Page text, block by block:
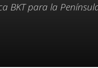
BKT para la